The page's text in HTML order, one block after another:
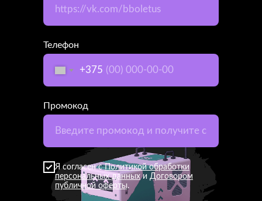
Телефон
+375
Промокод
Я согласен с Политикой обработки
персональных данныхи Договором
публичной оферты.